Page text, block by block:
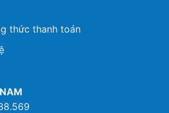
thức thanh toán